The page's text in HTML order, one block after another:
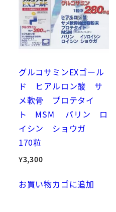
グルコサミンEXゴール
ド ヒアルロン酸 サ
メ軟骨 プロテタイ
ト MSM バリン ロ
イシン ショウガ
170粒
¥3,300
お買い物カゴに追加